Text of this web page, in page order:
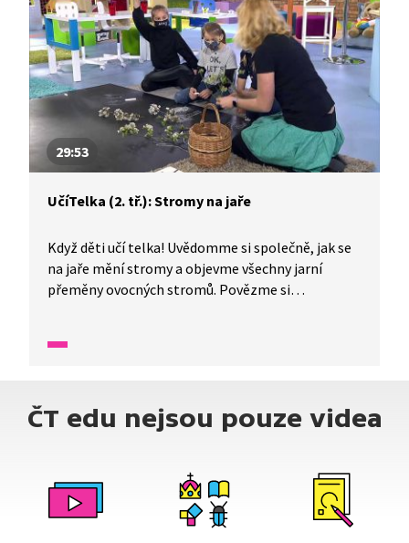
29:53
UčíTelka (2. tř.): Stromy na jaře
Když děti učí telka! Uvědomme si společně, jak se
na jaře mění stromy a objevme všechny jarní
přeměny ovocných stromů. Povězme si
Po shlédnutí této UčíTelky určitě!
ČT edu nejsou pouze videa